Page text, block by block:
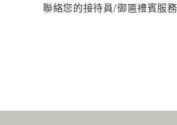
聯絡您的接待員/御匾禮賓服